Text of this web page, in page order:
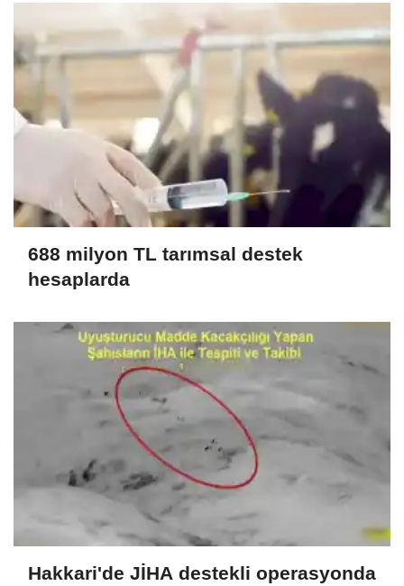
688 milyon TL tarımsal destek
hesaplarda
Hakkari'de JİHA destekli operasyonda